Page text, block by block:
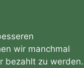
wir manchmal
bezahlt zu werden.